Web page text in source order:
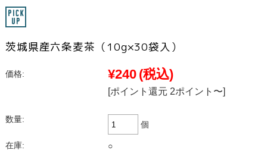
茨城県産六条麦茶（10g×30袋入）
価格: ¥240 (税込)
[ポイント還元 2ポイント〜]
数量:
個
在庫: ○